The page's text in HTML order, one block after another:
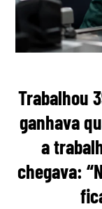
Trabalhou
ganhava
a
chegava: